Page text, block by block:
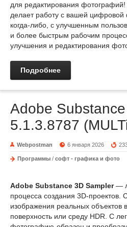
для редактирования
делает работу с вашей
когда-либо, с улучшенным
и более быстрым рабочим
улучшения и редактирования
Подробнее
Adobe
5.1.3.8787
Webpostman 6 января 2026
Программы / софт - графика и фото
Adobe Substance 3D Sampler—
процесса создания 3D-проектов.
изображения реальных объектов
поверхность или среду HDR. С